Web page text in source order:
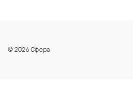
© 2026 Сфера